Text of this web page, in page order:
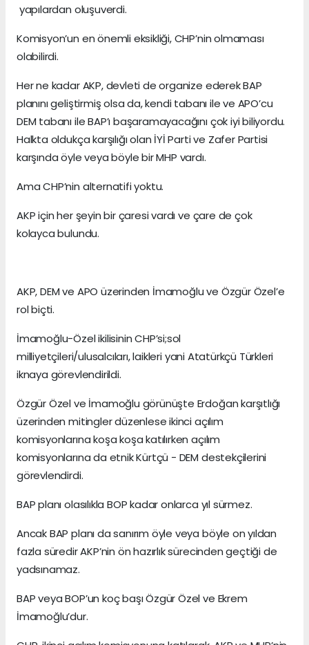
yapılardan oluşuverdi.
Komisyon’un en önemli eksikliği, CHP’nin olmaması
olabilirdi.
Her ne kadar AKP, devleti de organize ederek BAP
planını geliştirmiş olsa da, kendi tabanı ile ve APO’cu
DEM tabanı ile BAP’ı başaramayacağını çok iyi biliyordu.
Halkta oldukça karşılığı olan İYİ Parti ve Zafer Partisi
karşında öyle veya böyle bir MHP vardı.
Ama CHP’nin alternatifi yoktu.
AKP için her şeyin bir çaresi vardı ve çare de çok
kolayca bulundu.
AKP, DEM ve APO üzerinden İmamoğlu ve Özgür Özel’e
rol biçti.
İmamoğlu-Özel ikilisinin CHP’si;sol
milliyetçileri/ulusalcıları, laikleri yani Atatürkçü Türkleri
iknaya görevlendirildi.
Özgür Özel ve İmamoğlu görünüşte Erdoğan karşıtlığı
üzerinden mitingler düzenlese ikinci açılım
komisyonlarına koşa koşa katılırken açılım
komisyonlarına da etnik Kürtçü - DEM destekçilerini
görevlendirdi.
BAP planı olasılıkla BOP kadar onlarca yıl sürmez.
Ancak BAP planı da sanırım öyle veya böyle on yıldan
fazla süredir AKP’nin ön hazırlık sürecinden geçtiği de
yadsınamaz.
BAP veya BOP’un koç başı Özgür Özel ve Ekrem
İmamoğlu’dur.